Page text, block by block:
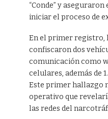
“Conde” y
iniciar el proceso de
En el primer registro,
confiscaron dos
comunicación como
celulares, además de
Este primer hallazgo
operativo que
las redes del